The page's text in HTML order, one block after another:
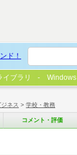
ジネス > 学校・教務
コメント・評価
ド！
イブラリ Windows